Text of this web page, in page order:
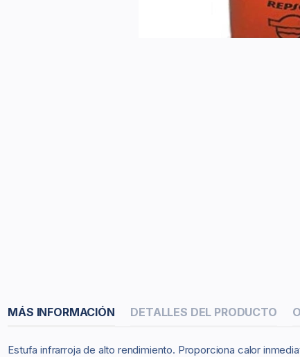
MÁS INFORMACIÓN DETALLES DEL PRODUCTO
Estufa infrarroja de alto rendimiento. Proporciona calor